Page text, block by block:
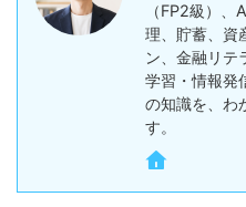
（FP2級）
理、貯蓄、資
ン、金融リテ
学習・情報発
の知識を、わ
す。